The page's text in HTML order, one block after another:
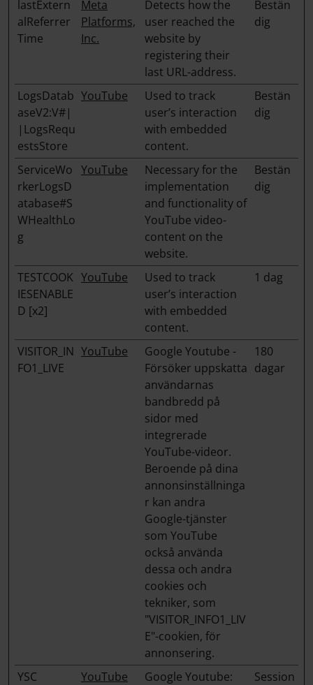
lastExtern
alReferrer
Time
Meta
Platforms,
Inc.
Detects how the
user reached the
website by
registering their
last URL-address.
Bestän
dig
LogsDatab
aseV2:V#|
|LogsRequ
estsStore
YouTube
Used to track
user’s interaction
with embedded
content.
Bestän
dig
ServiceWo
rkerLogsD
atabase#S
WHealthLo
g
YouTube
Necessary for the
implementation
and functionality of
YouTube video-
content on the
website.
Bestän
dig
TESTCOOK
IESENABLE
D [x2]
YouTube
Used to track
user’s interaction
with embedded
content.
1 dag
VISITOR_IN
FO1_LIVE
YouTube
Google Youtube -
Försöker uppskatta
användarnas
bandbredd på
sidor med
integrerade
YouTube-videor.
Beroende på dina
annonsinställninga
r kan andra
Google-tjänster
som YouTube
också använda
dessa och andra
cookies och
tekniker, som
"VISITOR_INFO1_LIV
E"-cookien, för
annonsering.
180
dagar
YSC YouTube
Google Youtube:
Session